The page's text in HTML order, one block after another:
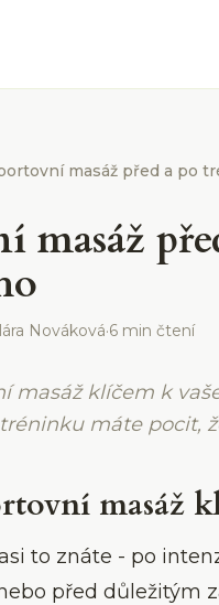
masáž
Nováková·6 min čtení
masáž klíčem k
máte pocit,
masáž
to znáte - po
před důležitým